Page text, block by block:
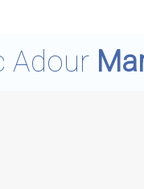
Adour